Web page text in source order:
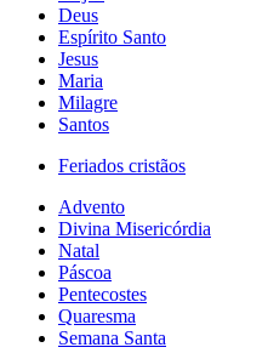
Deus
Espírito Santo
Jesus
Maria
Milagre
Santos
Feriados cristãos
Advento
Divina Misericórdia
Natal
Páscoa
Pentecostes
Quaresma
Semana Santa